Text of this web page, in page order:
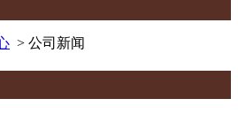
> 公司新闻